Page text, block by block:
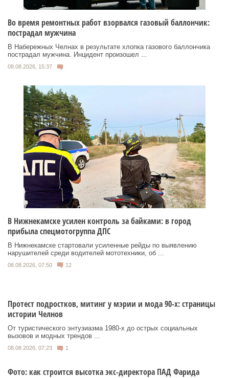
Во время ремонтных работ взорвался газовый баллончик:
пострадал мужчина
В Набережных Челнах в результате хлопка газового баллончика
пострадал мужчина. Инцидент произошел ...
08.08.2026, 15:37
В Нижнекамске усилен контроль за байками: в город
прибыла спецмотогруппа ДПС
В Нижнекамске стартовали усиленные рейды по выявлению
нарушителей среди водителей мототехники, об ...
08.08.2026, 07:50 12
Протест подростков, митинг у мэрии и мода 90-х: страницы
истории Челнов
От туристического энтузиазма 1980‑х до острых социальных
вызовов и модных трендов ...
08.08.2026, 07:23 1
Фото: как строится высотка экс-директора ПАД Фарида